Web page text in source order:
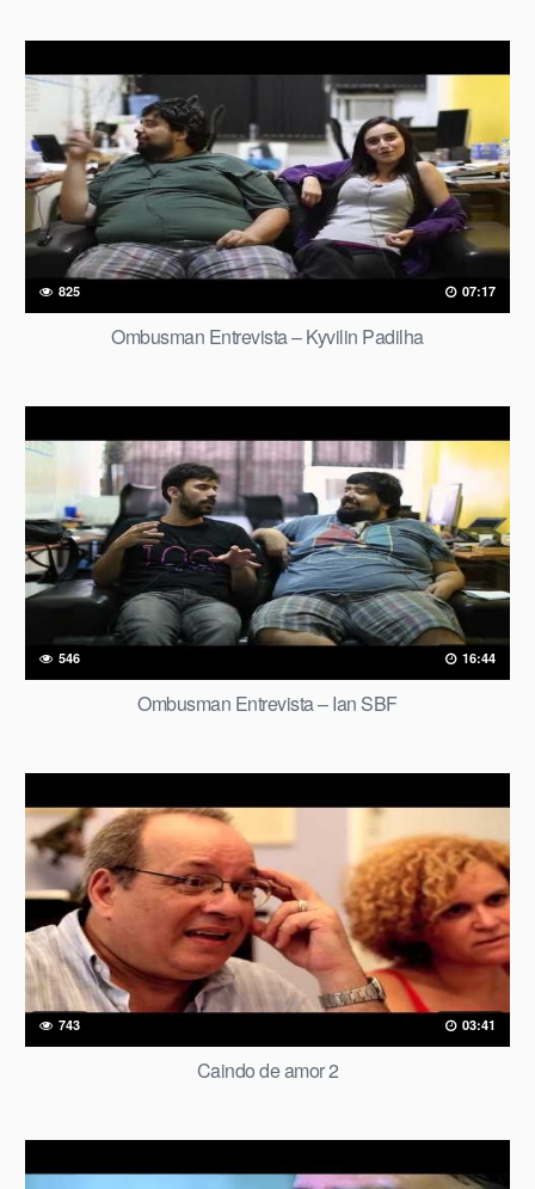
825 07:17
Ombusman Entrevista – Kyvilin Padilha
546 16:44
Ombusman Entrevista – Ian SBF
743 03:41
Caindo de amor 2